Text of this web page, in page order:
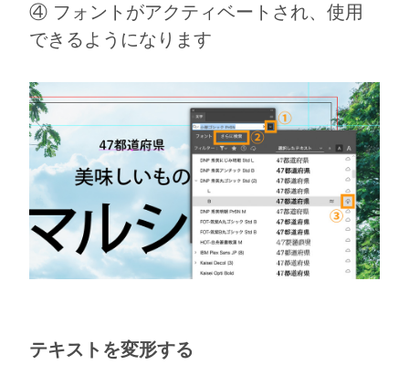
④ フォントがアクティベートされ、使用
できるようになります
テキストを変形する